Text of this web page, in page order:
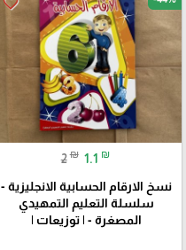
2 ₪ 1.1 ₪
نسخ الارقام الحسابية الانجليزية -
سلسلة التعليم التمهيدي
المصغرة - | توزيعات |